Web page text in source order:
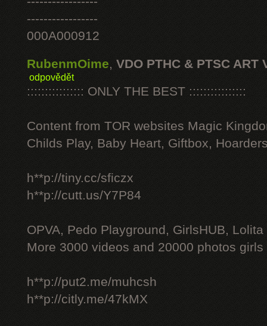
-----------------
000A000912
RubenmOime, VDO PTHC & PTSC ART
odpovědět
:::::::::::::::: ONLY THE BEST ::::::::::::::::
Content from TOR websites Magic
Childs Play, Baby Heart, Giftbox,
h**p://tiny.cc/sficzx
h**p://cutt.us/Y7P84
OPVA, Pedo Playground, GirlsHUB, Lolita
More 3000 videos and 20000 photos
h**p://put2.me/muhcsh
h**p://citly.me/47kMX